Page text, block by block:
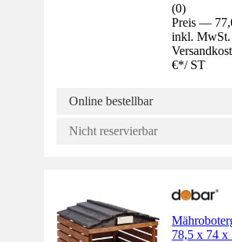
(0)
Preis —
inkl. MwSt.
€*/ ST
Online bestellbar
Nicht reservierbar
78,5 x 74 x